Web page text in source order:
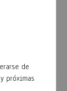
de
próximas